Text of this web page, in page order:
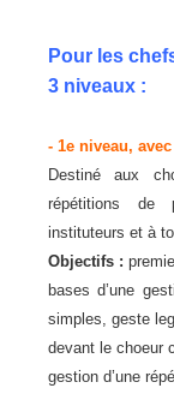
Pour les
3 niveaux :
- 1e niveau,
Destiné aux
répétitions de
instituteurs et à
Objectifs :
bases d’une
simples, geste
devant le choeur
gestion d’une